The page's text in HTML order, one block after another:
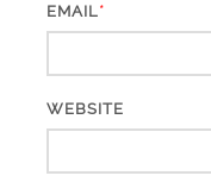
EMAIL*
WEBSITE